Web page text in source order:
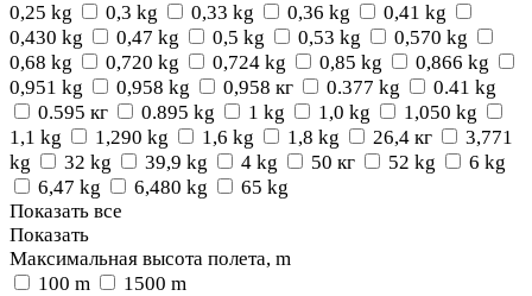
0,25 kg
0,3 kg 0,33 kg 0,36 kg
0,41 kg
0,430 kg
0,47 kg 0,5 kg 0,53 kg
0,570 kg
0,68 kg
0,720 kg 0,724 kg 0,85 kg
0,866 kg
0,951 kg
0,958 kg 0,958 кг 0.377 kg
0.41 kg
0.595 кг
0.895 kg 1 kg 1,0 kg
1,050 kg
1,1 kg
1,290 kg 1,6 kg 1,8 kg 26,4 кг
3,771
kg
32 kg 39,9 kg 4 kg 50 кг 52 kg
6 kg
6,47 kg
6,480 kg
65 kg
Показать все
Показать
Максимальная высота полета, m
100 m
1500 m